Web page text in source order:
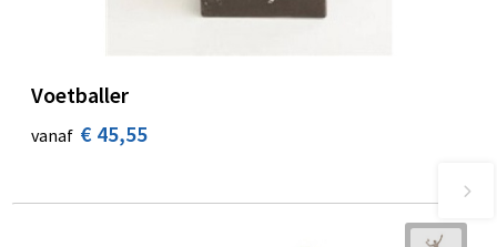
Voetballer
vanaf € 45,55